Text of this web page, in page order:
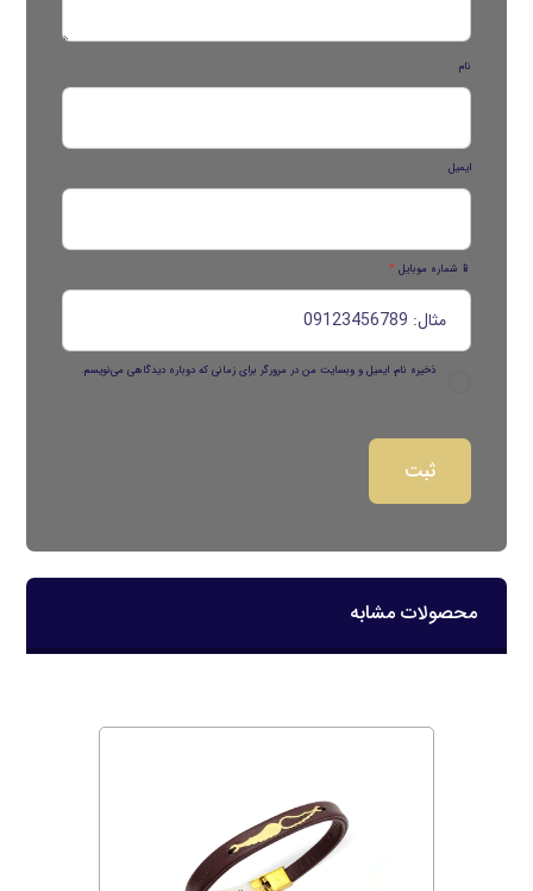
نام
ایمیل
📱 شماره موبایل *
ذخیره نام، ایمیل و وبسایت من در مرورگر برای زمانی که دوباره دیدگاهی می‌نویسم.
محصولات مشابه